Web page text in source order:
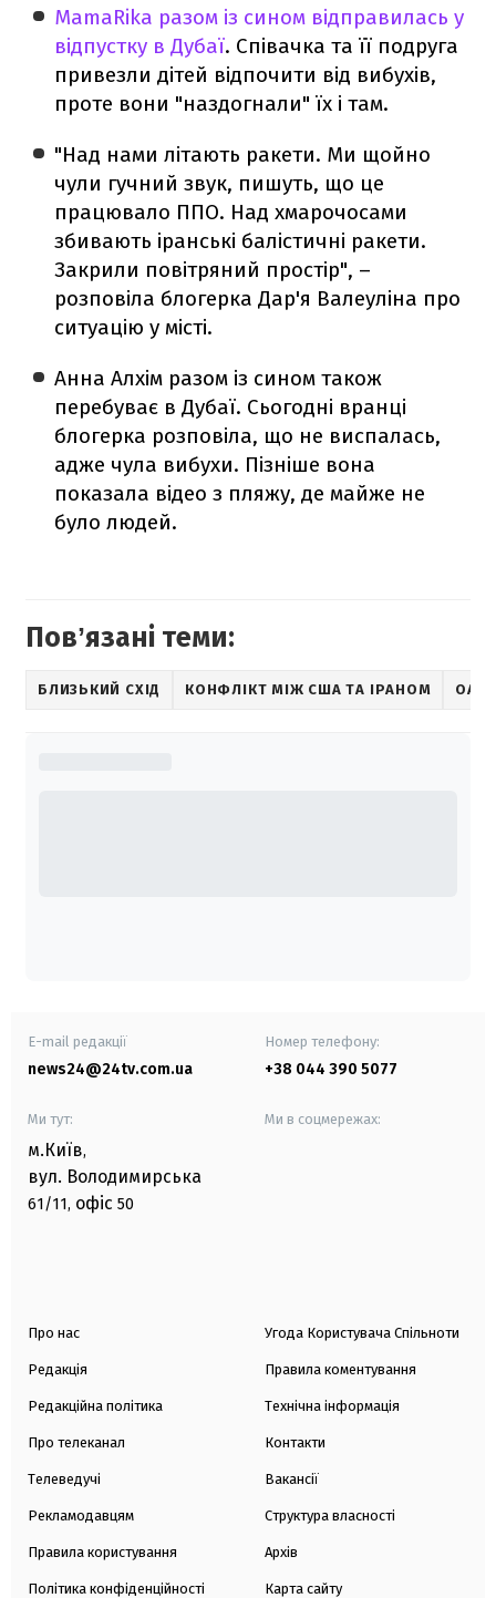
MamaRika разом із сином відправилась у
відпустку в Дубаї. Співачка та її подруга
привезли дітей відпочити від вибухів,
проте вони "наздогнали" їх і там.
"Над нами літають ракети. Ми щойно
чули гучний звук, пишуть, що це
працювало ППО. Над хмарочосами
збивають іранські балістичні ракети.
Закрили повітряний простір", –
розповіла блогерка Дар'я Валеуліна про
ситуацію у місті.
Анна Алхім разом із сином також
перебуває в Дубаї. Сьогодні вранці
блогерка розповіла, що не виспалась,
адже чула вибухи. Пізніше вона
показала відео з пляжу, де майже не
було людей.
Повʼязані теми:
БЛИЗЬКИЙ СХІД КОНФЛІКТ МІЖ США ТА ІРАНОМ ОАЕ
E-mail редакції
news24@24tv.com.ua
Номер телефону:
+38 044 390 5077
Ми тут:
м.Київ,
вул. Володимирська
61/11, офіс 50
Ми в соцмережах:
Про нас
Редакція
Редакційна політика
Про телеканал
Телеведучі
Рекламодавцям
Правила користування
Політика конфіденційності
Угода Користувача Спільноти
Правила коментування
Технічна інформація
Контакти
Вакансії
Структура власності
Архів
Карта сайту